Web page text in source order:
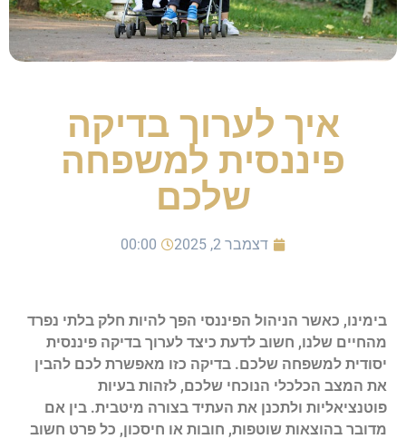
איך לערוך בדיקה
פיננסית למשפחה
שלכם
דצמבר 2, 2025 00:00
בימינו, כאשר הניהול הפיננסי הפך להיות חלק בלתי נפרד
מהחיים שלנו, חשוב לדעת כיצד לערוך בדיקה פיננסית
יסודית למשפחה שלכם. בדיקה כזו מאפשרת לכם להבין
את המצב הכלכלי הנוכחי שלכם, לזהות בעיות
פוטנציאליות ולתכנן את העתיד בצורה מיטבית. בין אם
מדובר בהוצאות שוטפות, חובות או חיסכון, כל פרט חשוב